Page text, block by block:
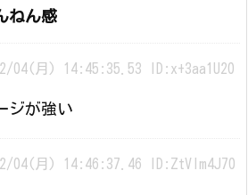
ねん感
04(月) 14:45:35.53 ID:x+3aa1U20
ジが強い
04(月) 14:46:37.46 ID:ZtVIm4J70